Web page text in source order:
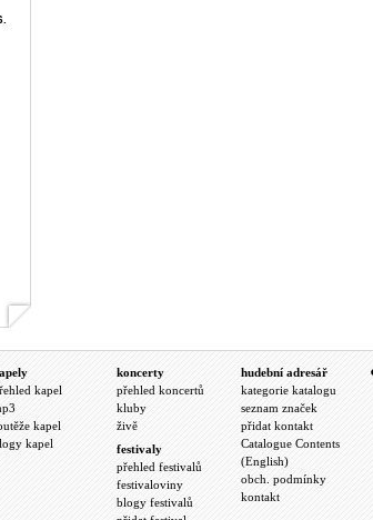
kapel
kapel
kapel
koncerty
přehled koncertů
kluby
živě
festivaly
přehled festivalů
festivaloviny
blogy festivalů
hudební adresář
kategorie katalogu
seznam značek
přidat kontakt
Catalogue Contents
(English)
obch. podmínky
kontakt